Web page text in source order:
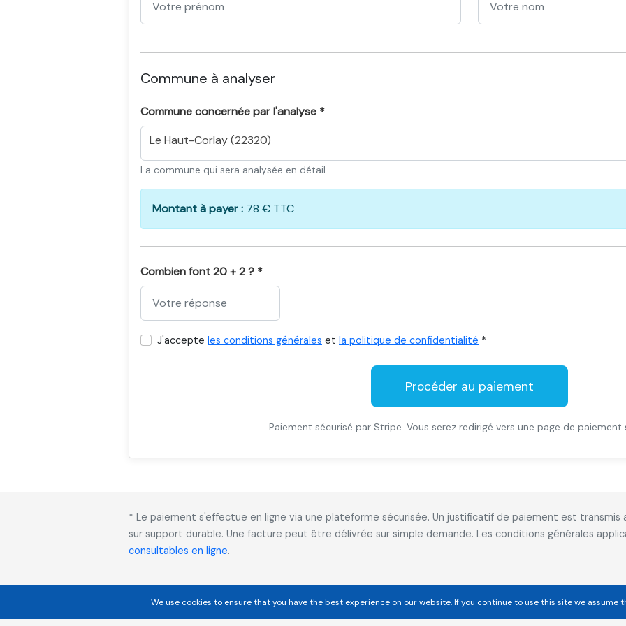
Commune à analyser
Commune concernée par l'analyse *
Le Haut-Corlay (22320)
La commune qui sera analysée en détail.
Montant à payer : 78 € TTC
Combien font 20 + 2 ? *
J'accepte les conditions générales et la politique de confidentialité *
Procéder au paiement
Paiement sécurisé par Stripe. Vous serez redirigé vers une page de paiement
* Le paiement s'effectue en ligne via une plateforme sécurisée. Un justificatif de paiement est
sur support durable. Une facture peut être délivrée sur simple demande. Les conditions générales
consultables en ligne.
We use cookies to ensure that you have the best experience on our website. If you continue to use this site we assume